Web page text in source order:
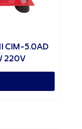
CIM-5.0AD
220V